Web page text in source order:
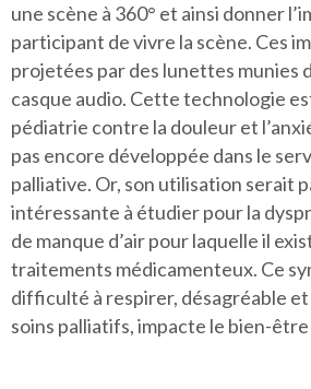
une scène à 360° et ainsi donner
participant de vivre la scène. Ces
projetées par des lunettes munies
casque audio. Cette technologie
pédiatrie contre la douleur et
pas encore développée dans le
palliative. Or, son utilisation serait
intéressante à étudier pour la
de manque d’air pour laquelle il
traitements médicamenteux. Ce
difficulté à respirer, désagréable
soins palliatifs, impacte le bien-